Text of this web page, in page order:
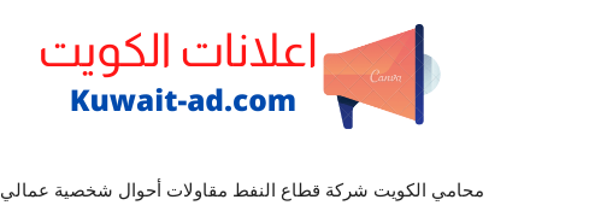
محامي الكويت شركة قطاع النفط مقاولات أحوال شخصية عمالي